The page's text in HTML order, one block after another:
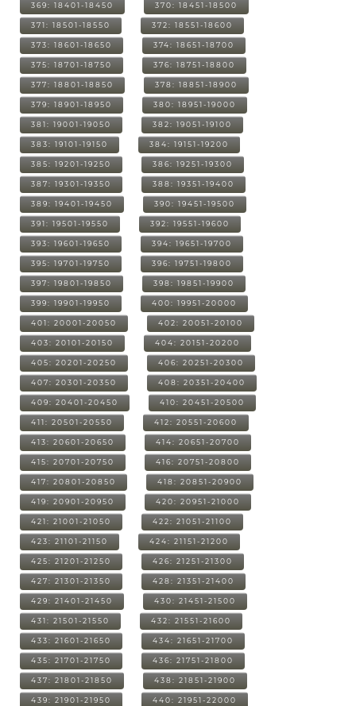
369: 18401-18450 370: 18451-18500
371: 18501-18550 372: 18551-18600
373: 18601-18650 374: 18651-18700
375: 18701-18750 376: 18751-18800
377: 18801-18850 378: 18851-18900
379: 18901-18950 380: 18951-19000
381: 19001-19050 382: 19051-19100
383: 19101-19150 384: 19151-19200
385: 19201-19250 386: 19251-19300
387: 19301-19350 388: 19351-19400
389: 19401-19450 390: 19451-19500
391: 19501-19550 392: 19551-19600
393: 19601-19650 394: 19651-19700
395: 19701-19750 396: 19751-19800
397: 19801-19850 398: 19851-19900
399: 19901-19950 400: 19951-20000
401: 20001-20050 402: 20051-20100
403: 20101-20150 404: 20151-20200
405: 20201-20250 406: 20251-20300
407: 20301-20350 408: 20351-20400
409: 20401-20450 410: 20451-20500
411: 20501-20550 412: 20551-20600
413: 20601-20650 414: 20651-20700
415: 20701-20750 416: 20751-20800
417: 20801-20850 418: 20851-20900
419: 20901-20950 420: 20951-21000
421: 21001-21050 422: 21051-21100
423: 21101-21150 424: 21151-21200
425: 21201-21250 426: 21251-21300
427: 21301-21350 428: 21351-21400
429: 21401-21450 430: 21451-21500
431: 21501-21550 432: 21551-21600
433: 21601-21650 434: 21651-21700
435: 21701-21750 436: 21751-21800
437: 21801-21850 438: 21851-21900
439: 21901-21950 440: 21951-22000